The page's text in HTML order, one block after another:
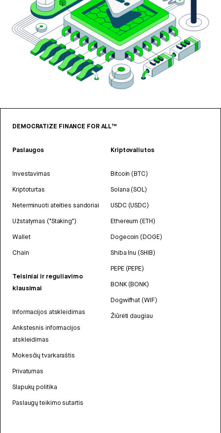
DEMOCRATIZE FINANCE FOR ALL™
Paslaugos
Investavimas
Kriptoturtas
Neterminuoti ateities sandoriai
Užstatymas ("Staking")
Wallet
Chain
Teisiniai ir reguliavimo
klausimai
Informacijos atskleidimas
Ankstesnis informacijos
atskleidimas
Mokesčių tvarkaraštis
Privatumas
Slapukų politika
Paslaugų teikimo sutartis
Kriptovaliutos
Bitcoin (BTC)
Solana (SOL)
USDC (USDC)
Ethereum (ETH)
Dogecoin (DOGE)
Shiba Inu (SHIB)
PEPE (PEPE)
BONK (BONK)
Dogwifhat (WIF)
Žiūrėti daugiau